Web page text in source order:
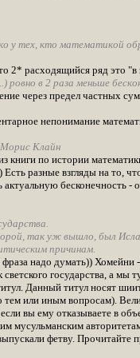
у тех, кто математикой
2* расходящийся ряд это
ровно в 2 раза меньше
через предел частных
непонимание
Клайн
книги по истории
Есть разные взгляды на
бесконечность -
так уж вышло, был
причинам.
надо думать)) Хомейни
государства, а мы
Данный титул носят
тем или иным вопросам).
вы ему отказываете в
мусульманским
фетву. Прочитайте